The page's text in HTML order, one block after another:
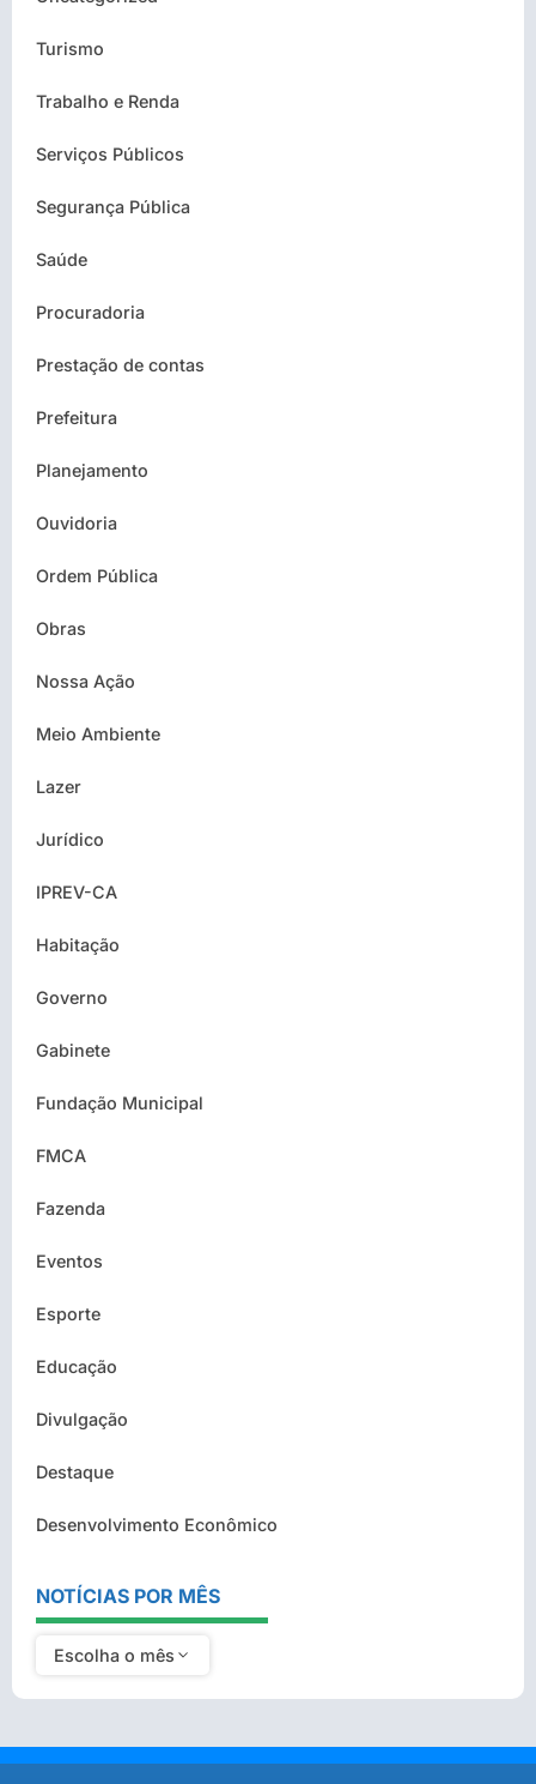
Turismo
Trabalho e Renda
Serviços Públicos
Segurança Pública
Saúde
Procuradoria
Prestação de contas
Prefeitura
Planejamento
Ouvidoria
Ordem Pública
Obras
Nossa Ação
Meio Ambiente
Lazer
Jurídico
IPREV-CA
Habitação
Governo
Gabinete
Fundação Municipal
FMCA
Fazenda
Eventos
Esporte
Educação
Divulgação
Destaque
Desenvolvimento Econômico
NOTÍCIAS POR MÊS
Escolha o mês